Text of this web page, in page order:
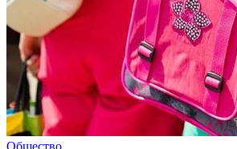
Общество